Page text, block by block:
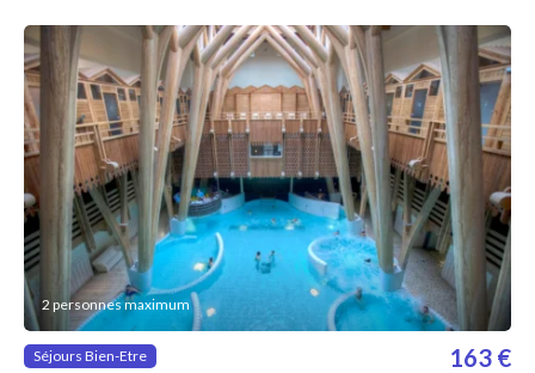
2 personnes maximum
Séjours Bien-Etre 163 €